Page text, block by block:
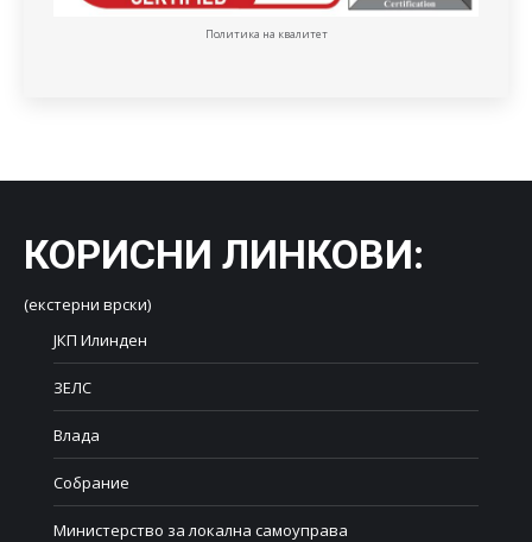
Политика на квалитет
КОРИСНИ ЛИНКОВИ:
(екстерни врски)
ЈКП Илинден
ЗЕЛС
Влада
Собрание
Министерство за локална самоуправа